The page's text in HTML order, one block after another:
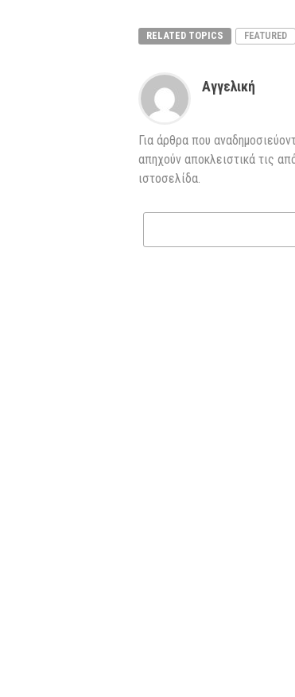
RELATED TOPICS FEATURED
Αγγελική
Για άρθρα που
απηχούν αποκλειστικά τις
ιστοσελίδα.